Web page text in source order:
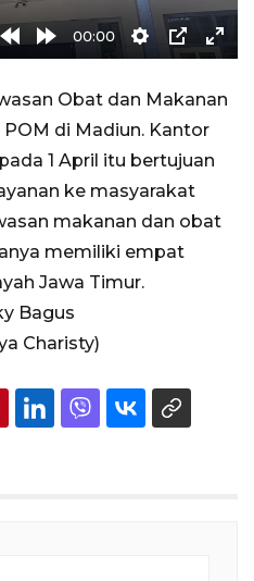
RewindForward
10s
00:00
Settings
PIP
Obat dan Makanan
di Madiun. Kantor
1 April itu bertujuan
ke masyarakat
makanan dan obat
memiliki empat
Jawa Timur.
Bagus
Charisty)